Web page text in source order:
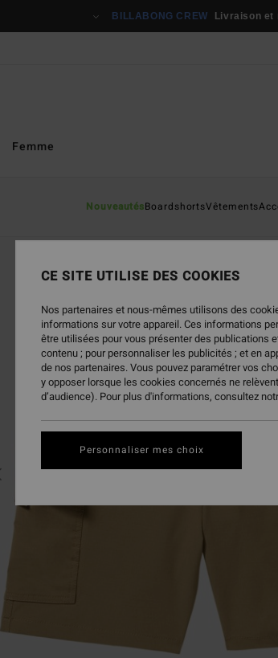
BILLABONG CREW Livraison et
NouveautésBoardshortsVêtements
Femme
RUPTURE DE STOCK
CE SITE UTILISE DES COOKIES
Nos partenaires et nous-mêmes utilisons des
informations sur votre appareil. Ces informations
être utilisées pour vous présenter des publications
contenu ; pour personnaliser les publicités ; et en
de nos partenaires. Vous pouvez paramétrer vos
y opposer lorsque les cookies concernés ne
d’audience). Pour plus d'informations, consultez
Personnaliser mes choix